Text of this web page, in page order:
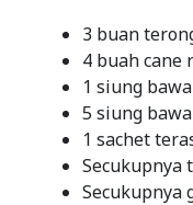
3 buan
4 buah cane
1 siung
5 siung
1 sachet
Secukupnya
Secukupnya